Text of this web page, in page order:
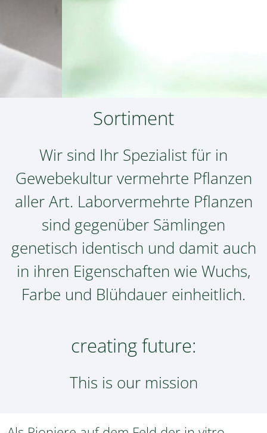
Sortiment
Wir sind Ihr Spezialist für in
Gewebekultur vermehrte Pflanzen
aller Art. Laborvermehrte Pflanzen
sind gegenüber Sämlingen
genetisch identisch und damit auch
in ihren Eigenschaften wie Wuchs,
Farbe und Blühdauer einheitlich.
creating future:
This is our mission